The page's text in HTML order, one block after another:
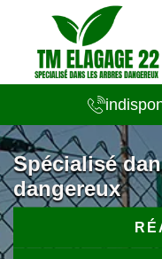
Spécialisé
dangereux